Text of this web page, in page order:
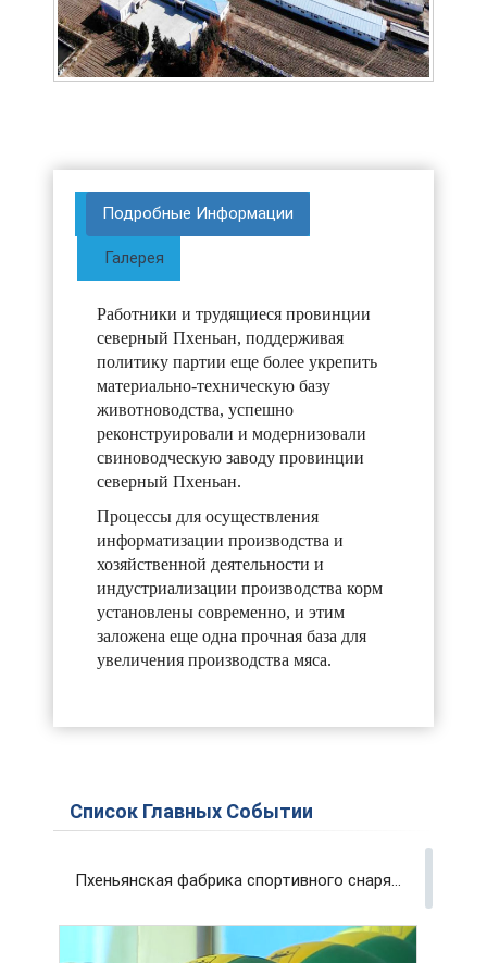
Подробные Информации
Галерея
Работники и трудящиеся провинции
северный Пхеньан, поддерживая
политику партии еще более укрепить
материально-техническую базу
животноводства, успешно
реконструировали и модернизовали
свиноводческую заводу провинции
северный Пхеньан.
Процессы для осуществления
информатизации производства и
хозяйственной деятельности и
индустриализации производства корм
установлены современно, и этим
заложена еще одна прочная база для
увеличения производства мяса.
Список Главных Событии
Пхеньянская фабрика спортивного снаряжения и инвентаря вносит вклад в развитие физкультуры и спорта страны